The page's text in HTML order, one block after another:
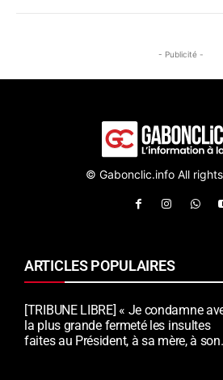
- Publicité -
© Gabonclic.info All
ARTICLES POPULAIRES
[TRIBUNE LIBRE] « Je condamne
la plus grande fermeté les insultes
faites au Président, à sa mère, à son